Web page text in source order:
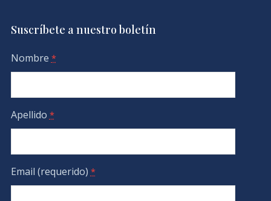
Suscríbete a nuestro boletín
Nombre *
Apellido *
Email (requerido) *